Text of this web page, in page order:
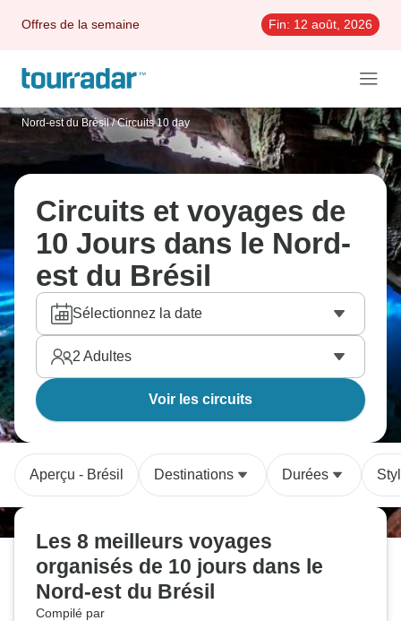
Offres de la semaine Fin: 12 août, 2026
Nord-est du Brésil / Circuits 10 day
Circuits et voyages de
10 Jours dans le Nord-
est du Brésil
Sélectionnez la date
2 Adultes
Voir les circuits
Aperçu - Brésil Destinations Durées
Les 8 meilleurs voyages
organisés de 10 jours dans le
Nord-est du Brésil
Compilé par